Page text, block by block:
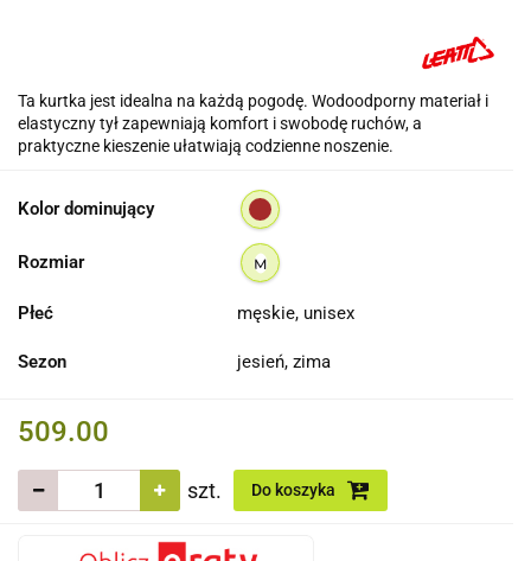
Ta kurtka jest idealna na każdą pogodę. Wodoodporny materiał i
elastyczny tył zapewniają komfort i swobodę ruchów, a
praktyczne kieszenie ułatwiają codzienne noszenie.
Kolor dominujący
Rozmiar M
Płeć męskie, unisex
Sezon jesień, zima
509.00
szt. Do koszyka